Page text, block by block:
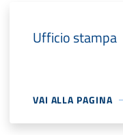
Ufficio stampa
VAI ALLA PAGINA